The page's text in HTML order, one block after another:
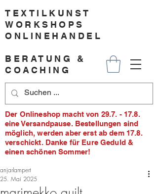
TEXTILKUNST
WORKSHOPS
ONLINEHANDEL
BERATUNG &
COACHING
Der Onlineshop macht von 29.7. - 17.8.
eine Versandpause. Bestellungen sind
möglich, werden aber erst ab dem 17.8.
verschickt. Danke für Eure Geduld &
einen schönen Sommer!
anjarlampert
25. Mai 2025